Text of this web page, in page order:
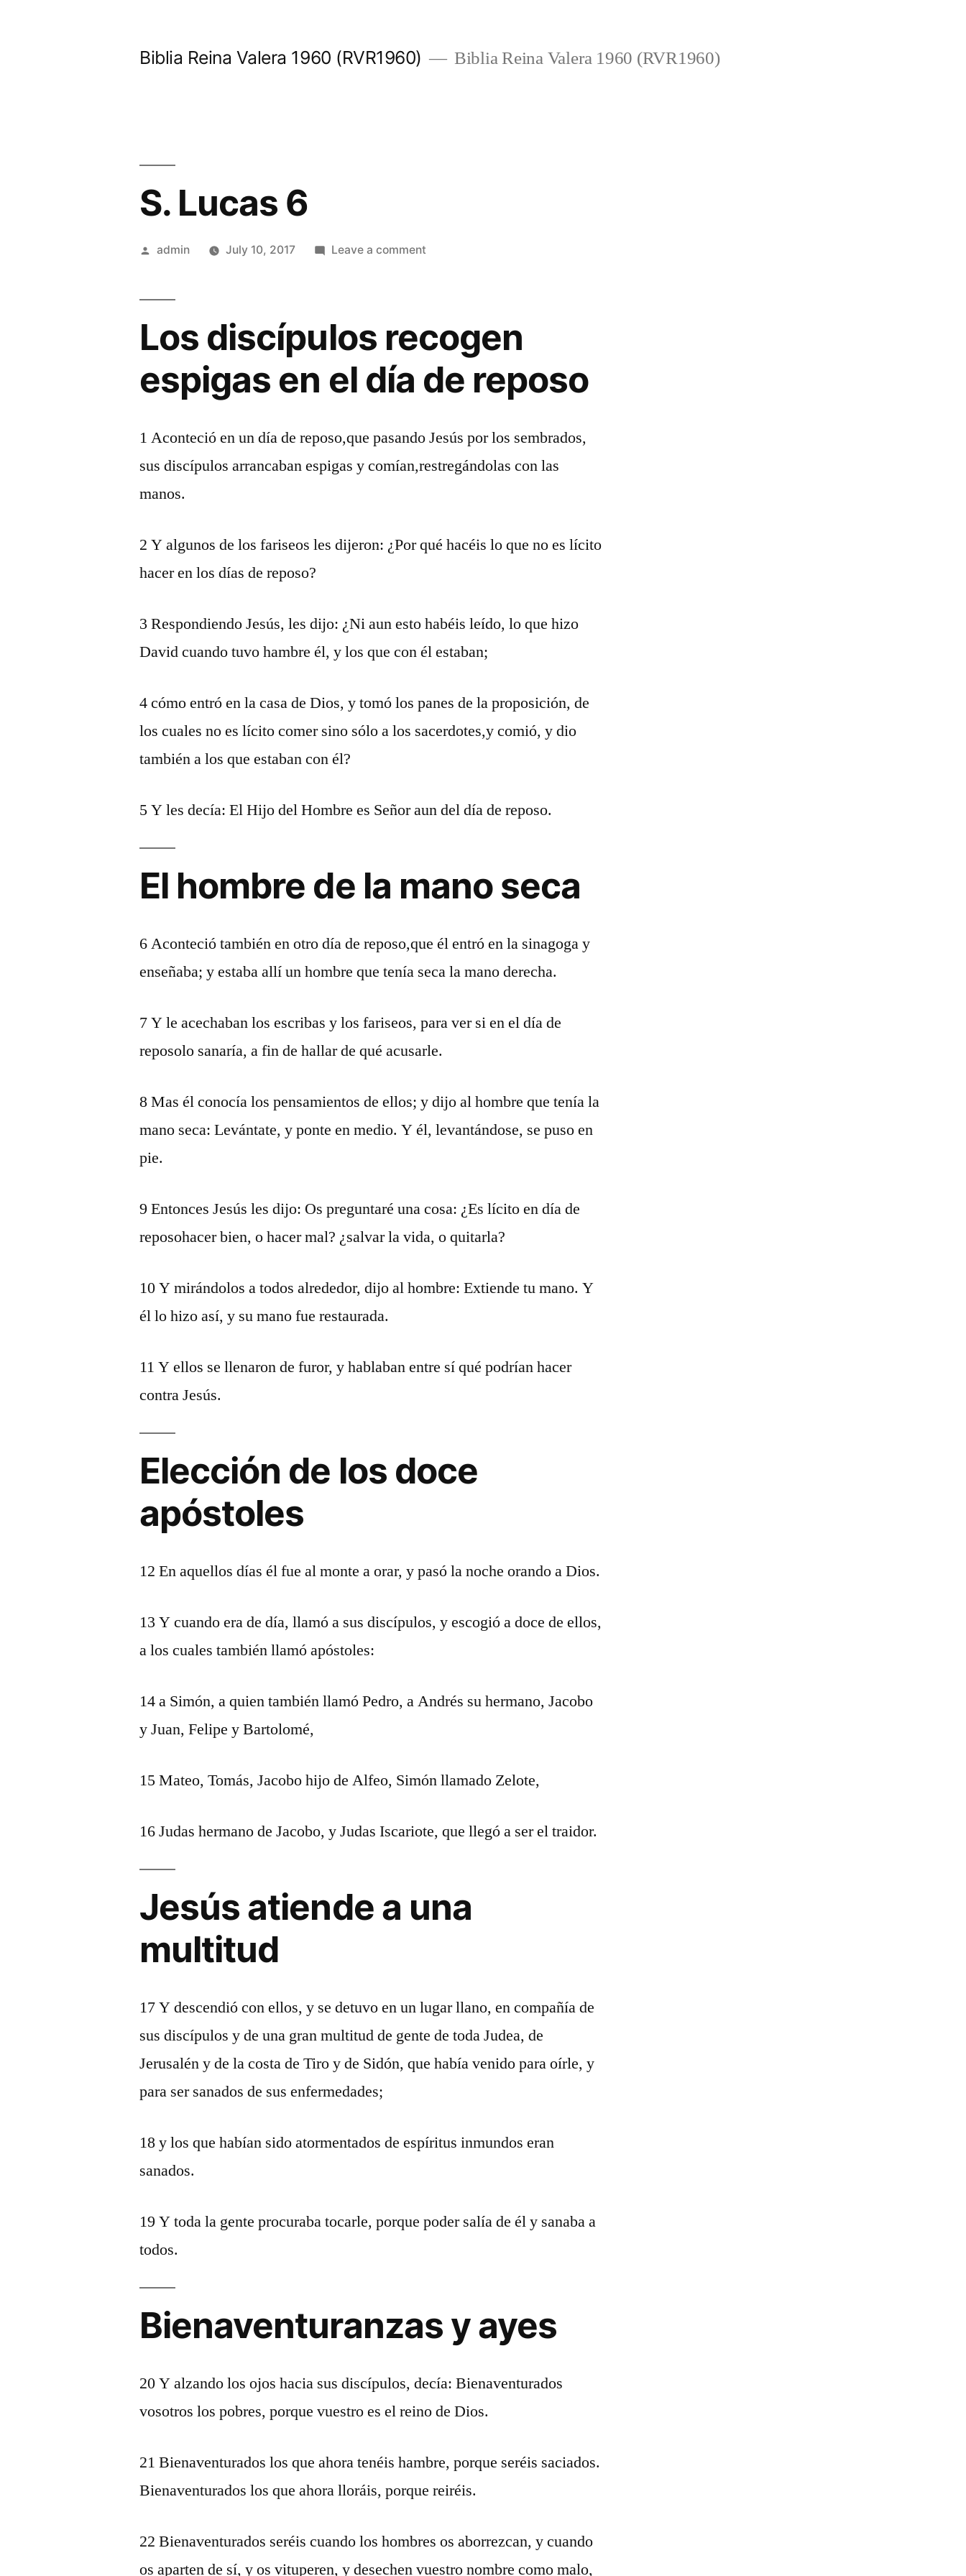
Biblia Reina Valera 1960 (RVR1960) Biblia Reina Valera 1960 (RVR1960)
S. Lucas 6
Posted
admin July 10, 2017 Leave a commenton
Los discípulos recogen
espigas en el día de reposo
1 Aconteció en un día de reposo,que pasando Jesús por los sembrados,
sus discípulos arrancaban espigas y comían,restregándolas con las
manos.
2 Y algunos de los fariseos les dijeron: ¿Por qué hacéis lo que no es lícito
hacer en los días de reposo?
3 Respondiendo Jesús, les dijo: ¿Ni aun esto habéis leído, lo que hizo
David cuando tuvo hambre él, y los que con él estaban;
4 cómo entró en la casa de Dios, y tomó los panes de la proposición, de
los cuales no es lícito comer sino sólo a los sacerdotes,y comió, y dio
también a los que estaban con él?
5 Y les decía: El Hijo del Hombre es Señor aun del día de reposo.
El hombre de la mano seca
6 Aconteció también en otro día de reposo,que él entró en la sinagoga y
enseñaba; y estaba allí un hombre que tenía seca la mano derecha.
7 Y le acechaban los escribas y los fariseos, para ver si en el día de
reposolo sanaría, a fin de hallar de qué acusarle.
8 Mas él conocía los pensamientos de ellos; y dijo al hombre que tenía la
mano seca: Levántate, y ponte en medio. Y él, levantándose, se puso en
pie.
9 Entonces Jesús les dijo: Os preguntaré una cosa: ¿Es lícito en día de
reposohacer bien, o hacer mal? ¿salvar la vida, o quitarla?
10 Y mirándolos a todos alrededor, dijo al hombre: Extiende tu mano. Y
él lo hizo así, y su mano fue restaurada.
11 Y ellos se llenaron de furor, y hablaban entre sí qué podrían hacer
contra Jesús.
Elección de los doce
apóstoles
12 En aquellos días él fue al monte a orar, y pasó la noche orando a Dios.
13 Y cuando era de día, llamó a sus discípulos, y escogió a doce de ellos,
a los cuales también llamó apóstoles:
14 a Simón, a quien también llamó Pedro, a Andrés su hermano, Jacobo
y Juan, Felipe y Bartolomé,
15 Mateo, Tomás, Jacobo hijo de Alfeo, Simón llamado Zelote,
16 Judas hermano de Jacobo, y Judas Iscariote, que llegó a ser el traidor.
Jesús atiende a una
multitud
17 Y descendió con ellos, y se detuvo en un lugar llano, en compañía de
sus discípulos y de una gran multitud de gente de toda Judea, de
Jerusalén y de la costa de Tiro y de Sidón, que había venido para oírle, y
para ser sanados de sus enfermedades;
18 y los que habían sido atormentados de espíritus inmundos eran
sanados.
19 Y toda la gente procuraba tocarle, porque poder salía de él y sanaba a
todos.
Bienaventuranzas y ayes
20 Y alzando los ojos hacia sus discípulos, decía: Bienaventurados
vosotros los pobres, porque vuestro es el reino de Dios.
21 Bienaventurados los que ahora tenéis hambre, porque seréis saciados.
Bienaventurados los que ahora lloráis, porque reiréis.
22 Bienaventurados seréis cuando los hombres os aborrezcan, y cuando
os aparten de sí, y os vituperen, y desechen vuestro nombre como malo,